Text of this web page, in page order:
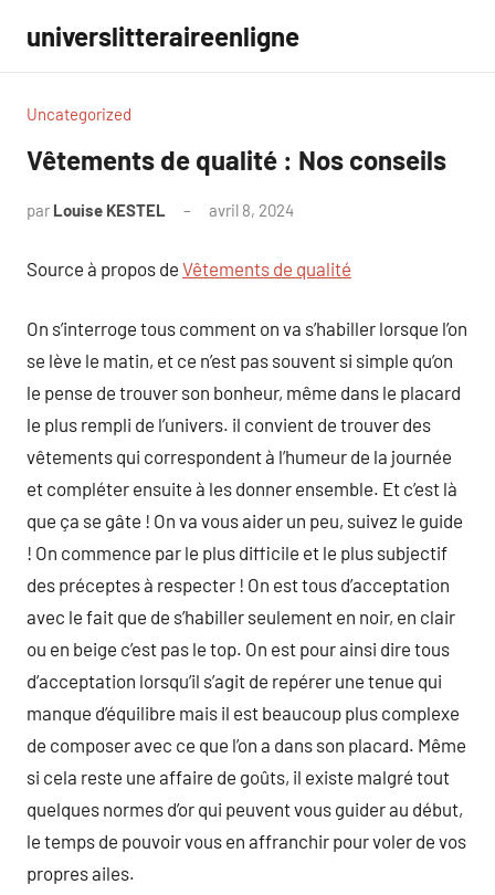
contenu
universlitteraireenligne
Uncategorized
Vêtements de qualité : Nos conseils
par Louise KESTEL avril 8, 2024
Source à propos de Vêtements de qualité
On s’interroge tous comment on va s’habiller lorsque l’on
se lève le matin, et ce n’est pas souvent si simple qu’on
le pense de trouver son bonheur, même dans le placard
le plus rempli de l’univers. il convient de trouver des
vêtements qui correspondent à l’humeur de la journée
et compléter ensuite à les donner ensemble. Et c’est là
que ça se gâte ! On va vous aider un peu, suivez le guide
! On commence par le plus difficile et le plus subjectif
des préceptes à respecter ! On est tous d’acceptation
avec le fait que de s’habiller seulement en noir, en clair
ou en beige c’est pas le top. On est pour ainsi dire tous
d’acceptation lorsqu’il s’agit de repérer une tenue qui
manque d’équilibre mais il est beaucoup plus complexe
de composer avec ce que l’on a dans son placard. Même
si cela reste une affaire de goûts, il existe malgré tout
quelques normes d’or qui peuvent vous guider au début,
le temps de pouvoir vous en affranchir pour voler de vos
propres ailes.